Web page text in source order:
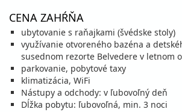
raňajky vlastná
vypočítať cenu
19.09. - 26.09.26
raňajky
vlastná
Zľava
CENA ZAHŔŇA
ubytovanie s raňajkami (švédske stoly)
využívanie otvoreného bazéna a
susednom rezorte Belvedere v letnom
parkovanie, pobytové taxy
klimatizácia, WiFi
Nástupy a odchody: v ľubovoľný deň
Dĺžka pobytu: ľubovoľná, min. 3 noci